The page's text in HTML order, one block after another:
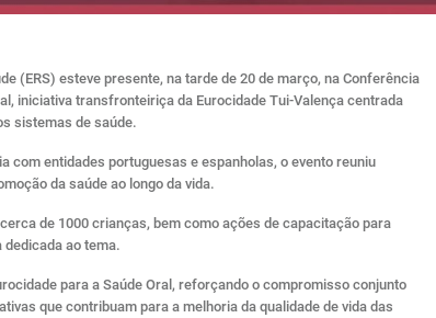
(ERS) esteve presente, na tarde de 20 de março, na Conferência
iniciativa transfronteiriça da Eurocidade Tui-Valença centrada
sistemas de saúde.
com entidades portuguesas e espanholas, o evento reuniu
da saúde ao longo da vida.
de 1000 crianças, bem como ações de capacitação para
ao tema.
para a Saúde Oral, reforçando o compromisso conjunto
que contribuam para a melhoria da qualidade de vida das